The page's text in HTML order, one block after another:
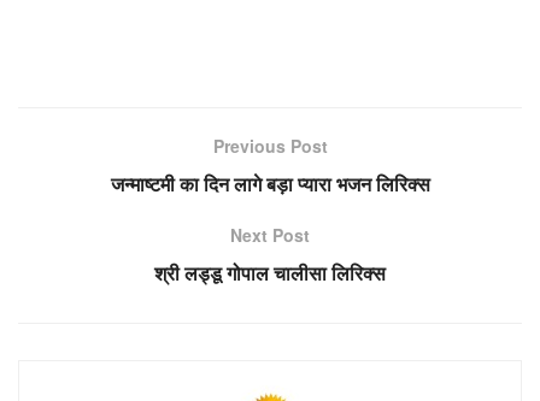
Previous Post
जन्माष्टमी का दिन लागे बड़ा प्यारा भजन लिरिक्स
Next Post
श्री लड्डू गोपाल चालीसा लिरिक्स